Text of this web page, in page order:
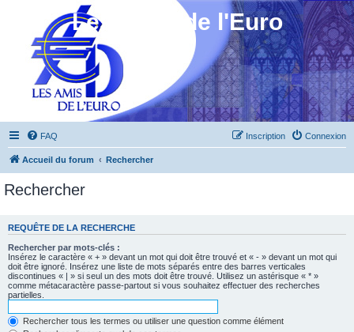
Les Amis de l'Euro
FAQ Connexion
Inscription
Accueil du forum Rechercher
Rechercher
REQUÊTE DE LA RECHERCHE
Rechercher par mots-clés :
Insérez le caractère « + » devant un mot qui doit être trouvé et « - » devant un mot qui
doit être ignoré. Insérez une liste de mots séparés entre des barres verticales
discontinues « | » si seul un des mots doit être trouvé. Utilisez un astérisque « * »
comme métacaractère passe-partout si vous souhaitez effectuer des recherches
partielles.
Rechercher tous les termes ou utiliser une question comme élément